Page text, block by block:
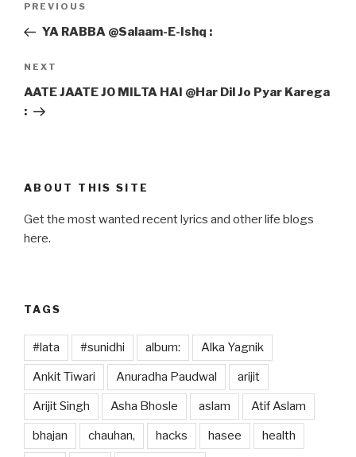
Previous
Post
PREVIOUS
YA RABBA @Salaam-E-Ishq :
Next
Post
NEXT
AATE JAATE JO MILTA HAI @Har Dil Jo Pyar Karega
:
ABOUT THIS SITE
Get the most wanted recent lyrics and other life blogs
here.
TAGS
#lata #sunidhi album: Alka Yagnik
Ankit Tiwari Anuradha Paudwal arijit
Arijit Singh Asha Bhosle aslam Atif Aslam
bhajan chauhan, hacks hasee health